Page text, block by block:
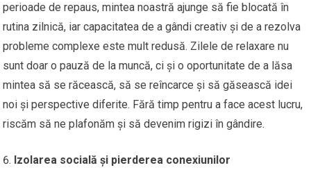
perioade de repaus, mintea noastră ajunge să fie blocată în
rutina zilnică, iar capacitatea de a gândi creativ și de a rezolva
probleme complexe este mult redusă. Zilele de relaxare nu
sunt doar o pauză de la muncă, ci și o oportunitate de a lăsa
mintea să se răcească, să se reîncarce și să găsească idei
noi și perspective diferite. Fără timp pentru a face acest lucru,
riscăm să ne plafonăm și să devenim rigizi în gândire.
Izolarea socială și pierderea conexiunilor